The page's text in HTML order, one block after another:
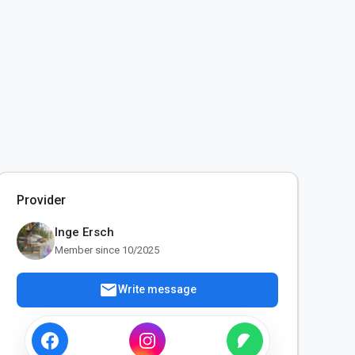
Provider
Inge Ersch
Member since 10/2025
mailWrite message